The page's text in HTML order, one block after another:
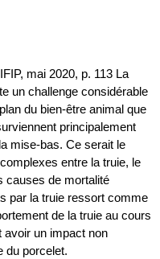
mai 2020, p. 113 La
un challenge considérable
du bien-être animal que
principalement
mise-bas. Ce serait le
entre la truie, le
causes de mortalité
par la truie ressort comme
de la truie au cours
avoir un impact non
du porcelet.